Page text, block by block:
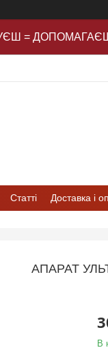
=
Статті Доставка і
АПАРАТ
В